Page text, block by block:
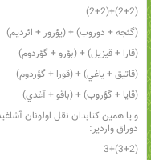
(2+2)+(2+2)
(گئجه + دوروب) + (يؤرور + ائرديم)
(قارا + قيزيل) + (بؤرو + گؤردوم)
(قاتيق + ياغي) + (قورا + گؤردوم)
(قايا + گؤروب) + (باقو + آغدي)
و يا همين کتابدان نقل اولونان
دوراق واردير:
(3+2)+3